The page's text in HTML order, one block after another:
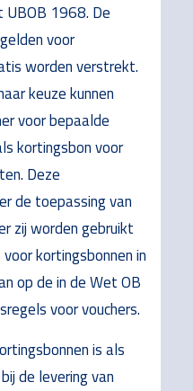
UBOB 1968. De
voor
worden verstrekt.
keuze kunnen
voor bepaalde
kortingsbon voor
Deze
de toepassing van
zij worden gebruikt
kortingsbonnen in
op de in de Wet OB
voor vouchers.
is als
de levering van